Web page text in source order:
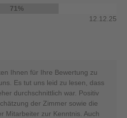
71%
12.12.25
Ihnen für Ihre Bewertung zu
Es tut uns leid zu lesen, dass
durchschnittlich war. Positiv
der Zimmer sowie die
Mitarbeiter zur Kenntnis. Auch